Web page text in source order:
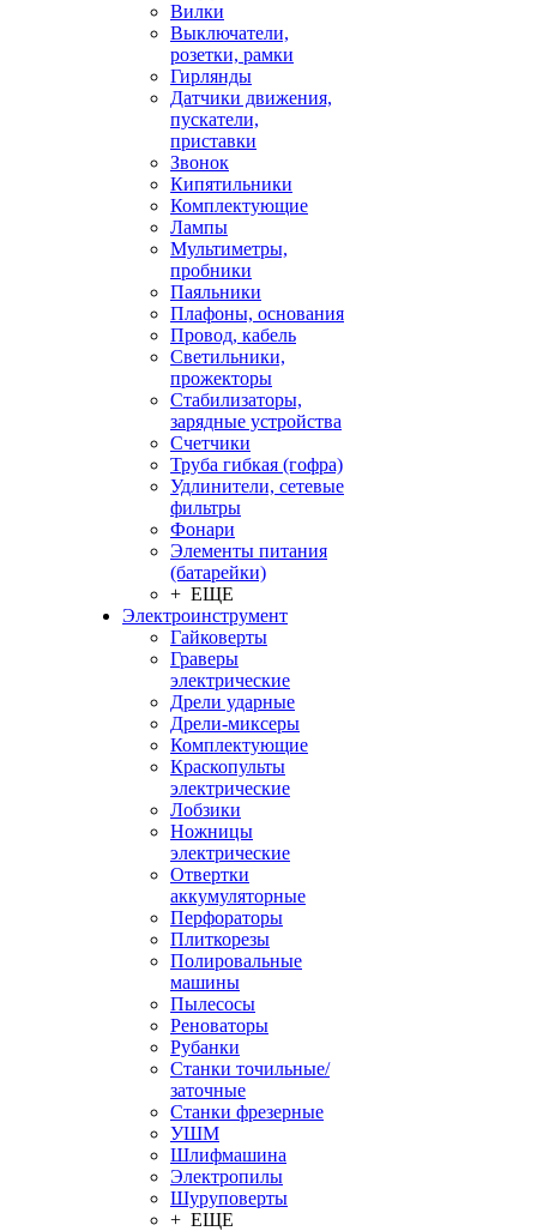
Вилки
Выключатели,
розетки, рамки
Гирлянды
Датчики движения,
пускатели,
приставки
Звонок
Кипятильники
Комплектующие
Лампы
Мультиметры,
пробники
Паяльники
Плафоны, основания
Провод, кабель
Светильники,
прожекторы
Стабилизаторы,
зарядные устройства
Счетчики
Труба гибкая (гофра)
Удлинители, сетевые
фильтры
Фонари
Элементы питания
(батарейки)
+ ЕЩЕ
Электроинструмент
Гайковерты
Граверы
электрические
Дрели ударные
Дрели-миксеры
Комплектующие
Краскопульты
электрические
Лобзики
Ножницы
электрические
Отвертки
аккумуляторные
Перфораторы
Плиткорезы
Полировальные
машины
Пылесосы
Реноваторы
Рубанки
Станки точильные/
заточные
Станки фрезерные
УШМ
Шлифмашина
Электропилы
Шуруповерты
+ ЕЩЕ